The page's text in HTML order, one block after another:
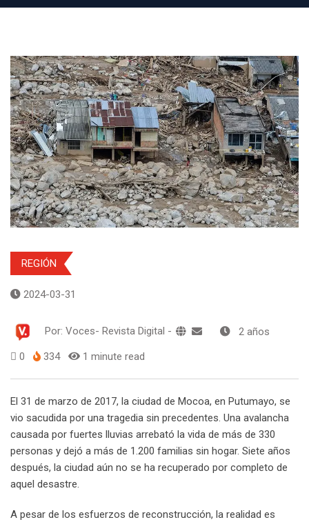
REGIÓN
2024-03-31
Por: Voces- Revista Digital - 2 años
0 334 1 minute read
El 31 de marzo de 2017, la ciudad de Mocoa, en Putumayo, se
vio sacudida por una tragedia sin precedentes. Una avalancha
causada por fuertes lluvias arrebató la vida de más de 330
personas y dejó a más de 1.200 familias sin hogar. Siete años
después, la ciudad aún no se ha recuperado por completo de
aquel desastre.
A pesar de los esfuerzos de reconstrucción, la realidad es